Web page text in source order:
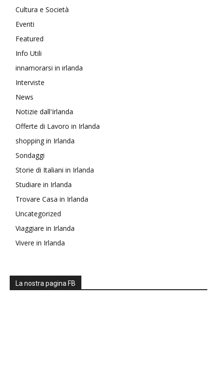
Cultura e Società
Eventi
Featured
Info Utili
innamorarsi in irlanda
Interviste
News
Notizie dall'Irlanda
Offerte di Lavoro in Irlanda
shopping in Irlanda
Sondaggi
Storie di Italiani in Irlanda
Studiare in Irlanda
Trovare Casa in Irlanda
Uncategorized
Viaggiare in Irlanda
Vivere in Irlanda
La nostra pagina FB